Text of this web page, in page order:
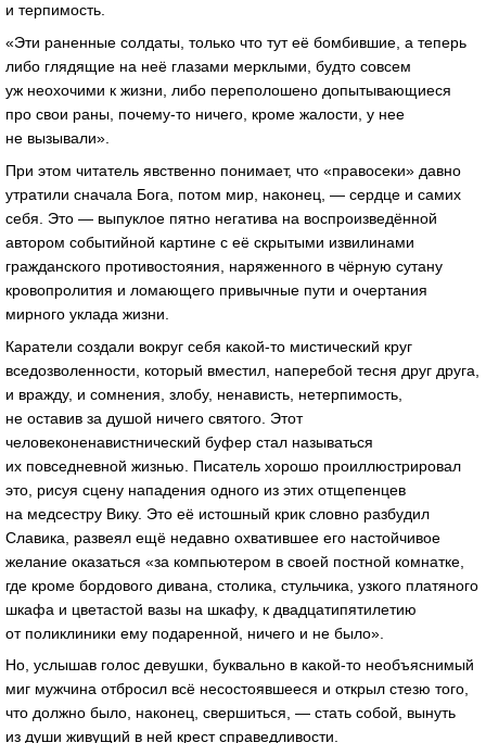
и терпимость.
«Эти раненные солдаты, только что тут её бомбившие, а теперь
либо глядящие на неё глазами мерклыми, будто совсем
уж неохочими к жизни, либо переполошено допытывающиеся
про свои раны, почему-то ничего, кроме жалости, у нее
не вызывали».
При этом читатель явственно понимает, что «правосеки» давно
утратили сначала Бога, потом мир, наконец, — сердце и самих
себя. Это — выпуклое пятно негатива на воспроизведённой
автором событийной картине с её скрытыми извилинами
гражданского противостояния, наряженного в чёрную сутану
кровопролития и ломающего привычные пути и очертания
мирного уклада жизни.
Каратели создали вокруг себя какой-то мистический круг
вседозволенности, который вместил, наперебой тесня друг друга,
и вражду, и сомнения, злобу, ненависть, нетерпимость,
не оставив за душой ничего святого. Этот
человеконенавистнический буфер стал называться
их повседневной жизнью. Писатель хорошо проиллюстрировал
это, рисуя сцену нападения одного из этих отщепенцев
на медсестру Вику. Это её истошный крик словно разбудил
Славика, развеял ещё недавно охватившее его настойчивое
желание оказаться «за компьютером в своей постной комнатке,
где кроме бордового дивана, столика, стульчика, узкого платяного
шкафа и цветастой вазы на шкафу, к двадцатипятилетию
от поликлиники ему подаренной, ничего и не было».
Но, услышав голос девушки, буквально в какой-то необъяснимый
миг мужчина отбросил всё несостоявшееся и открыл стезю того,
что должно было, наконец, свершиться, — стать собой, вынуть
из души живущий в ней крест справедливости.